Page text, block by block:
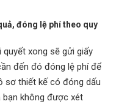
đóng lệ phí theo quy
quyết xong sẽ gửi giấy
đến đó đóng lệ phí để
sơ thiết kế có đóng dấu
không được xét